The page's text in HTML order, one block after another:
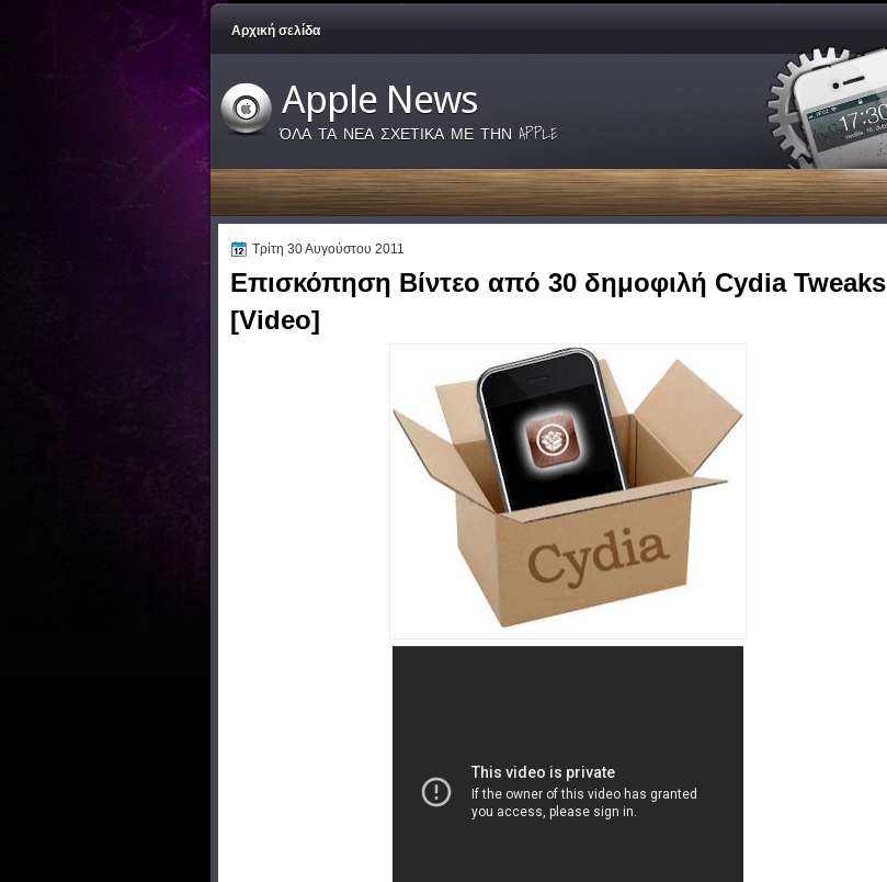
Αρχική σελίδα
Apple News
ΌΛΑ ΤΑ ΝΕΑ ΣΧΕΤΙΚΑ ΜΕ ΤΗΝ APPLE
Τρίτη 30 Αυγούστου 2011
Επισκόπηση Βίντεο από 30 δημοφιλή Cydia Tweaks
[Video]